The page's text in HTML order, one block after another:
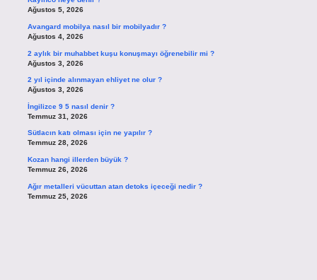
Ağustos 5, 2026
Avangard mobilya nasıl bir mobilyadır ?
Ağustos 4, 2026
2 aylık bir muhabbet kuşu konuşmayı öğrenebilir mi ?
Ağustos 3, 2026
2 yıl içinde alınmayan ehliyet ne olur ?
Ağustos 3, 2026
İngilizce 9 5 nasıl denir ?
Temmuz 31, 2026
Sütlacın katı olması için ne yapılır ?
Temmuz 28, 2026
Kozan hangi illerden büyük ?
Temmuz 26, 2026
Ağır metalleri vücuttan atan detoks içeceği nedir ?
Temmuz 25, 2026